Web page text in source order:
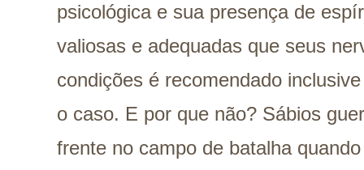
psicológica e sua presença de
valiosas e adequadas que seus
condições é recomendado
o caso. E por que não? Sábios
frente no campo de batalha